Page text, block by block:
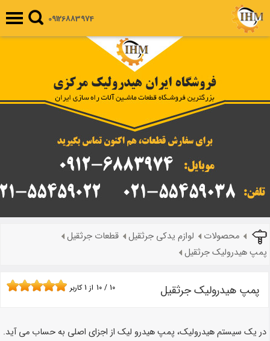
09126883974
محصولات لوازم یدکی جرثقیل
قطعات جرثقیل
پمپ هیدرولیک جرثقیل
پمپ هیدرولیک جرثقیل 10 / 10 از 1کاربر
در یک سیستم هیدرولیک، پمپ هیدرو لیک از اجزای اصلی به حساب می آید.